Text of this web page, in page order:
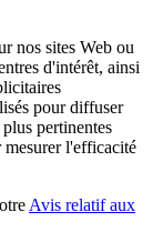
nos sites Web ou
d'intérêt, ainsi
pour diffuser
pertinentes
mesurer l'efficacité
Avis relatif aux